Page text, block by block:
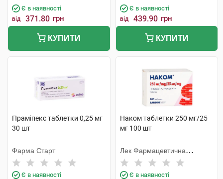
Є в наявності
від 371.80 грн
КУПИТИ
Є в наявності
від 439.90 грн
КУПИТИ
Праміпекс таблетки 0,25 мг
30 шт
Фарма Старт
Є в наявності
Наком таблетки 250 мг/25
мг 100 шт
Лек Фармацевтична
компанія
Є в наявності